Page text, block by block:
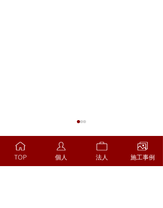
コメント
TOP 個人 法人 施工事例